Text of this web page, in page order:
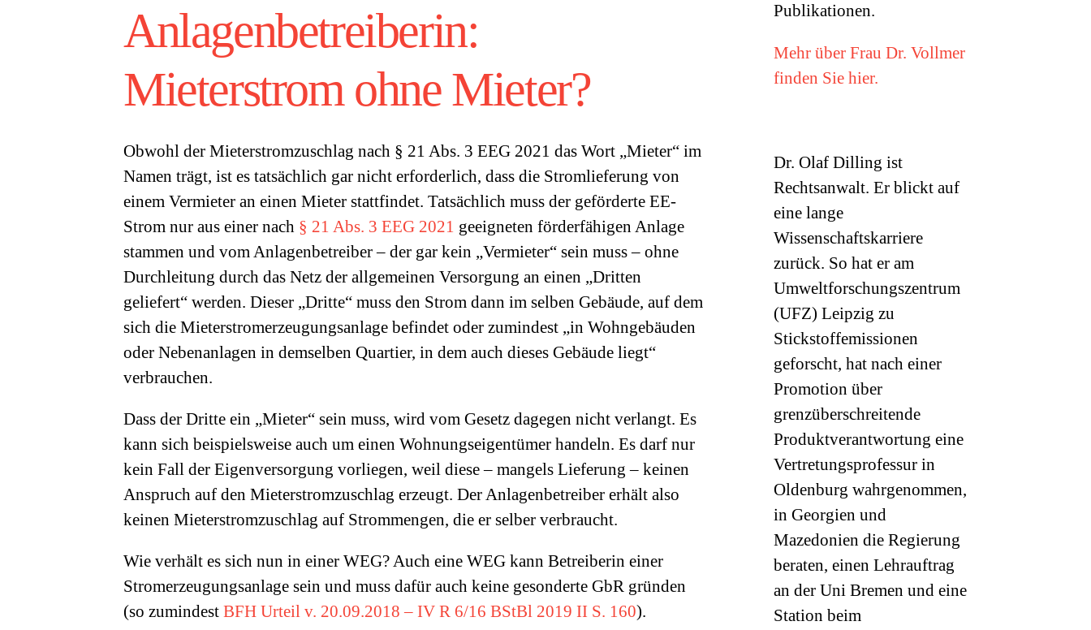
Anlagenbetreiberin:
Mieterstrom ohne Mieter?
Obwohl der Mieterstromzuschlag nach § 21 Abs. 3 EEG 2021 das Wort „Mieter“ im
Namen trägt, ist es tatsächlich gar nicht erforderlich, dass die Stromlieferung von
einem Vermieter an einen Mieter stattfindet. Tatsächlich muss der geförderte EE-
Strom nur aus einer nach § 21 Abs. 3 EEG 2021 geeigneten förderfähigen Anlage
stammen und vom Anlagenbetreiber – der gar kein „Vermieter“ sein muss – ohne
Durchleitung durch das Netz der allgemeinen Versorgung an einen „Dritten
geliefert“ werden. Dieser „Dritte“ muss den Strom dann im selben Gebäude, auf dem
sich die Mieterstromerzeugungsanlage befindet oder zumindest „in Wohngebäuden
oder Nebenanlagen in demselben Quartier, in dem auch dieses Gebäude liegt“
verbrauchen.
Dass der Dritte ein „Mieter“ sein muss, wird vom Gesetz dagegen nicht verlangt. Es
kann sich beispielsweise auch um einen Wohnungseigentümer handeln. Es darf nur
kein Fall der Eigenversorgung vorliegen, weil diese – mangels Lieferung – keinen
Anspruch auf den Mieterstromzuschlag erzeugt. Der Anlagenbetreiber erhält also
keinen Mieterstromzuschlag auf Strommengen, die er selber verbraucht.
Wie verhält es sich nun in einer WEG? Auch eine WEG kann Betreiberin einer
Stromerzeugungsanlage sein und muss dafür auch keine gesonderte GbR gründen
(so zumindest BFH Urteil v. 20.09.2018 – IV R 6/16 BStBl 2019 II S. 160).
Publikationen.
Mehr über Frau Dr. Vollmer
finden Sie hier.
Dr. Olaf Dilling ist
Rechtsanwalt. Er blickt auf
eine lange
Wissenschaftskarriere
zurück. So hat er am
Umweltforschungszentrum
(UFZ) Leipzig zu
Stickstoffemissionen
geforscht, hat nach einer
Promotion über
grenzüberschreitende
Produktverantwortung eine
Vertretungsprofessur in
Oldenburg wahrgenommen,
in Georgien und
Mazedonien die Regierung
beraten, einen Lehrauftrag
an der Uni Bremen und eine
Station beim